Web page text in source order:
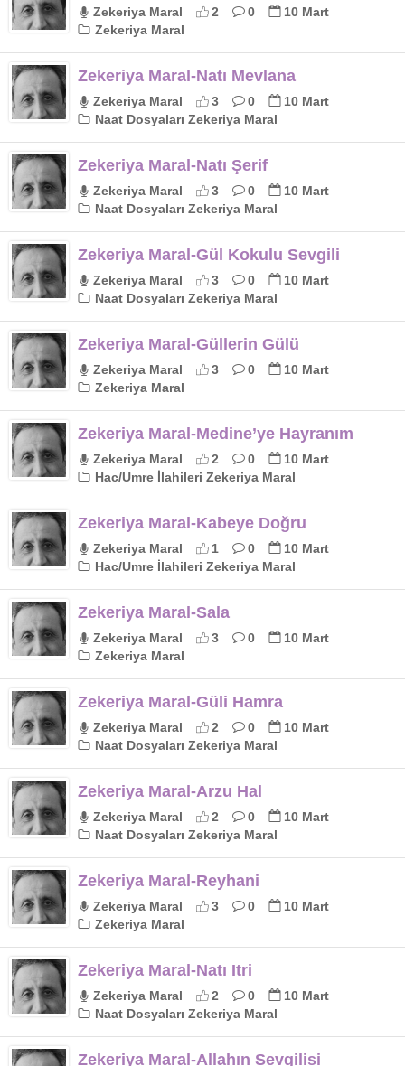
Zekeriya Maral 2 0
10 Mart
Zekeriya Maral
Zekeriya Maral-Natı Mevlana
Zekeriya Maral 3 0
10 Mart
Naat Dosyaları Zekeriya Maral
Zekeriya Maral-Natı Şerif
Zekeriya Maral 3 0
10 Mart
Naat Dosyaları Zekeriya Maral
Zekeriya Maral-Gül Kokulu Sevgili
Zekeriya Maral 3 0
10 Mart
Naat Dosyaları Zekeriya Maral
Zekeriya Maral-Güllerin Gülü
Zekeriya Maral 3 0
10 Mart
Zekeriya Maral
Zekeriya Maral-Medine’ye Hayranım
Zekeriya Maral 2 0
10 Mart
Hac/Umre İlahileri Zekeriya Maral
Zekeriya Maral-Kabeye Doğru
Zekeriya Maral 1 0
10 Mart
Hac/Umre İlahileri Zekeriya Maral
Zekeriya Maral-Sala
Zekeriya Maral 3 0
10 Mart
Zekeriya Maral
Zekeriya Maral-Güli Hamra
Zekeriya Maral 2 0
10 Mart
Naat Dosyaları Zekeriya Maral
Zekeriya Maral-Arzu Hal
Zekeriya Maral 2 0
10 Mart
Naat Dosyaları Zekeriya Maral
Zekeriya Maral-Reyhani
Zekeriya Maral 3 0
10 Mart
Zekeriya Maral
Zekeriya Maral-Natı Itri
Zekeriya Maral 2 0
10 Mart
Naat Dosyaları Zekeriya Maral
Zekeriya Maral-Allahın Sevgilisi